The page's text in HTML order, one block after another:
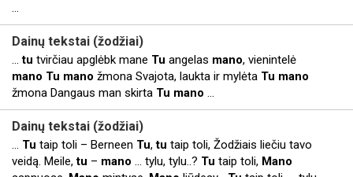
...
Dainų tekstai (žodžiai)
...tu tvirčiau apglėbk mane Tu angelas mano, vienintelė
mano Tu mano žmona Svajota, laukta ir mylėta Tu mano
žmona Dangaus man skirta Tu mano ...
Dainų tekstai (žodžiai)
... Tu taip toli – Berneen Tu,tu taip toli, Žodžiais liečiu tavo
veidą. Meile,tu – mano ... tylu, tylu..? Tu taip toli, Mano